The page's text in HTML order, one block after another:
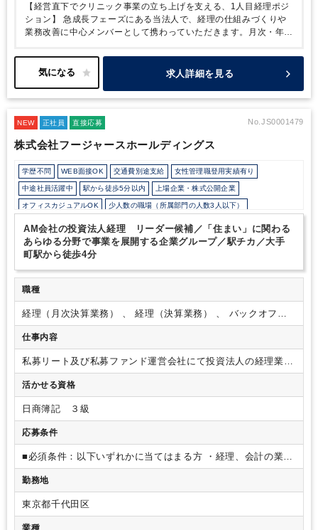
【経営直下でクリニック事業の立ち上げを支える、1人目経理ポジ
ション】
急成長フェーズにある当法人で、経理の仕組みづくりや
業務改善に中心メンバーとして携わっていただきます。月次・年次
仕事”ができる環境です。 働き方についても柔軟性が高く、半日在
宅などの調整が可能なため、家庭との両立も実現できます。
・複
境◎・月次決算レベルからOK／実務に加え業務改善にも関われる
求人詳細を見る
NEW 正社員 直接応募 No.JS0001479
株式会社フージャースホールディングス
学歴不問 WEB面接OK 交通費別途支給 女性管理職登用実績有り
中途社員活躍中 駅から徒歩5分以内 上場企業・株式公開企業
オフィスカジュアルOK 少人数の職場（所属部門の人数3人以下）
研修・資格取得支援 持株会・ストックオプションあり
土日祝休み 完全週休2日制 年間休日120日以上 不動産に強み
AM会社の投資法人経理 リーダー候補／「住まい」に関わる
あらゆる分野で事業を展開する企業グループ／駅チカ／大手
町駅から徒歩4分
職種
経理（月次決算業務） 、 経理（決算業務） 、 バックオフィ
ス・ミドルオフィス
仕事内容
私募リート及び私募ファンド運営会社にて投資法人の経理業務
をお任せします。グループ会社を含めた社内外の関係者と連
携をとり、スピード感をもって仕事に取り組んでいただきま
心に、総務や財務関連の業務も行っていただきます。
法人の経理業務（仕訳や月次決算等から決算確定、報告対応ま
で）・ライセンス管理を含む総務業務等、他管理部の各種業
務 自立して業務が出来る方、社内外の様々な関係者とコミュ
ニケーションとりながら業務を進められる方が活躍できます。
活かせる資格
日商簿記 ３級
応募条件
■必須条件：以下いずれかに当てはまる方 ・経理、会計の業務
経験をお持ちの方 ■歓迎条件：・簿記3級以上（もしくは同等
の知識）をお持ちの方
勤務地
東京都千代田区
業種